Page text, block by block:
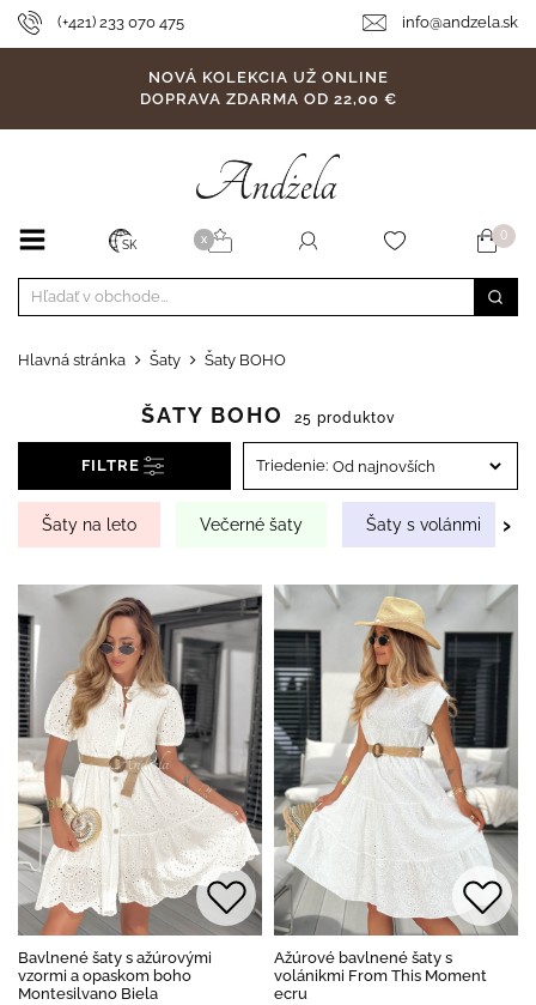
(+421) 233 070 475 info@andzela.sk
NOVÁ KOLEKCIA UŽ ONLINE
DOPRAVA ZDARMA OD 22,00 €
SK X 0
Hlavná stránka Šaty Šaty BOHO
ŠATY BOHO 25 produktov
FILTRE Triedenie:
Šaty na leto Večerné šaty Šaty s volánmi ›
Bavlnené šaty s ažúrovými
vzormi a opaskom boho
Montesilvano Biela
Ažúrové bavlnené šaty s
volánikmi From This Moment
ecru